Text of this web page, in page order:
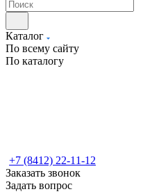
Каталог
По всему сайту
По каталогу
+7 (8412) 22-11-12
Заказать звонок
Задать вопрос